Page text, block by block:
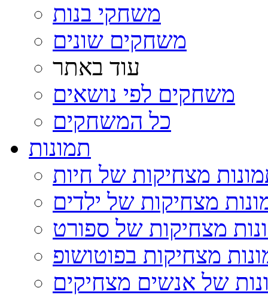
משחקי בנות
משחקים שונים
עוד באתר
משחקים לפי נושאים
כל המשחקים
תמונות
מצחיקות של חיות
מצחיקות של ילדים
מצחיקות של ספורט
מצחיקות בפוטושופ
של אנשים מצחיקים